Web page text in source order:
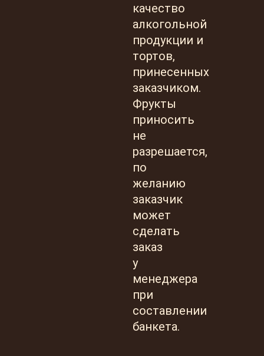
качество
алкогольной
продукции и
тортов,
принесенных
заказчиком.
Фрукты
приносить
не
разрешается,
по
желанию
заказчик
может
сделать
заказ
у
менеджера
при
составлении
банкета.